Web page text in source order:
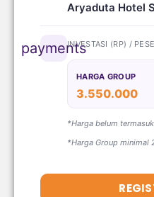
Aryaduta Hotel
paymentsINVESTASI (RP) /
HARGA GROUP
3.550.000
*Harga belum
*Harga Group minimal